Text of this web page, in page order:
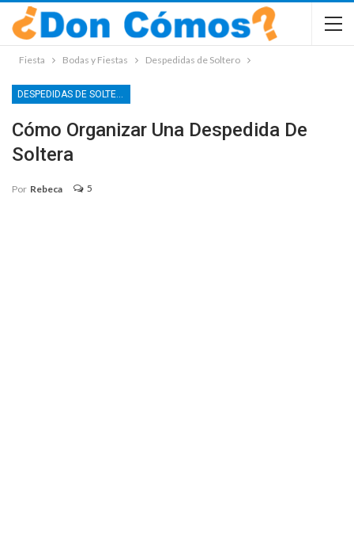
Fiesta Bodas y Fiestas Despedidas de Soltero
DESPEDIDAS DE SOLTERO
Cómo Organizar Una Despedida De
Soltera
Por Rebeca 5